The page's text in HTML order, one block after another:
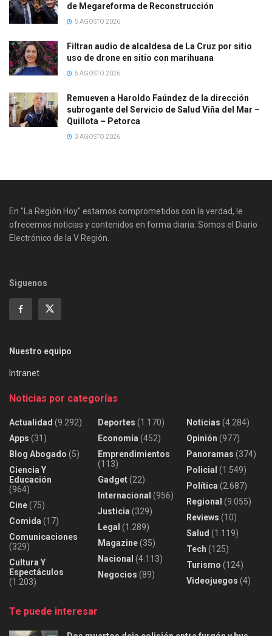
de Megareforma de Reconstrucción
5 AGOSTO 2026
Filtran audio de alcaldesa de La Cruz por sitio
uso de drone en sitio con marihuana
5 AGOSTO 2026
Remueven a Haroldo Faúndez de la dirección
subrogante del Servicio de Salud Viña del Mar –
Quillota – Petorca
3 AGOSTO 2026
En "La Región Hoy" estamos comprometidos con la verdad, le
ofrecemos noticias y contenidos en forma diaria. Somos el Diario
Electrónico de la V Región.
Siguenos
Nuestro equipo
Intranet
Noticias por categorías
Actualidad (9.292)
Apps (31)
Blog Abogado (5)
Ciencia Y
Educación
(964)
Cine(75)
Comida (17)
Comunicaciones
(329)
Cultura Y
Espectáculos
(1.203)
Deportes (1.170)
Economía (452)
Emprendimientos
(113)
Gadget(22)
Internacional (956)
Justicia (329)
Legal (1.289)
Magazine(35)
Nacional (4.113)
Negocios (89)
Noticias (4.284)
Opinión (977)
Panoramas (374)
Policial (1.549)
Política (2.687)
Regional (9.055)
Reviews (10)
Salud (1.119)
Tech (125)
Turismo (124)
Videojuegos (4)
Te puede interesar